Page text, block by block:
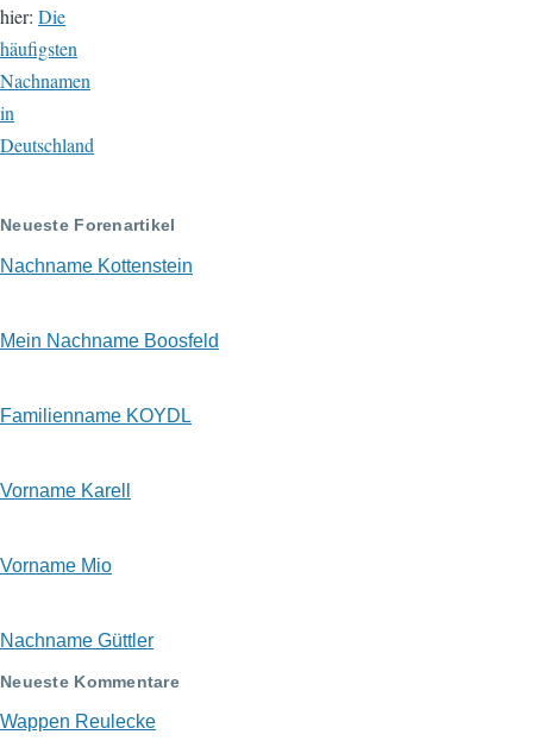
hier: Die
häufigsten
Nachnamen
in
Deutschland
Neueste Forenartikel
Nachname Kottenstein
Mein Nachname Boosfeld
Familienname KOYDL
Vorname Karell
Vorname Mio
Nachname Güttler
Neueste Kommentare
Wappen Reulecke